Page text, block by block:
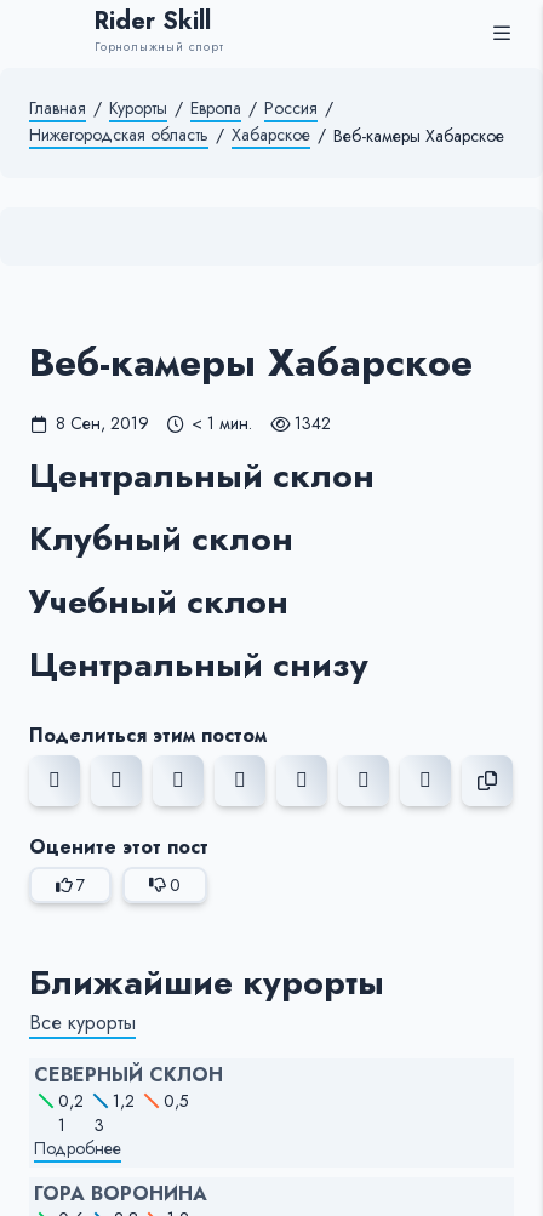
Rider Skill
Горнолыжный спорт
Главная / Курорты / Европа / Россия /
Нижегородская область / Хабарское / Веб-камеры Хабарское
Веб-камеры Хабарское
8 Сен, 2019 < 1 мин. 1342
Центральный склон
Клубный склон
Учебный склон
Центральный снизу
Поделиться этим постом
Оцените этот пост
7 0
Ближайшие курорты
Все курорты
СЕВЕРНЫЙ СКЛОН
0,2 1,2
0,5
1
3
Подробнее
ГОРА ВОРОНИНА